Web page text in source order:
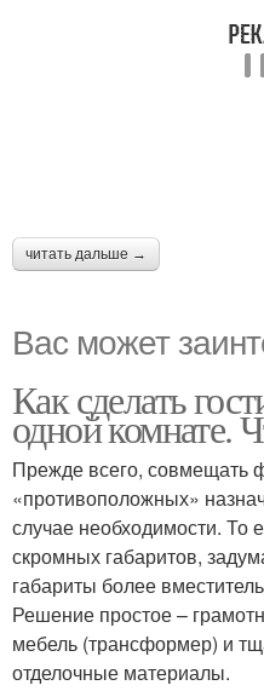
читать дальше →
Вас может
Как сделать
одной комнате.
Прежде всего, совмещать
«противоположных»
случае необходимости. То
скромных габаритов,
габариты более
Решение простое –
мебель (трансформер) и
отделочные материалы.